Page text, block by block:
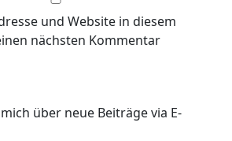
und Website in diesem
nächsten Kommentar
über neue Beiträge via E-